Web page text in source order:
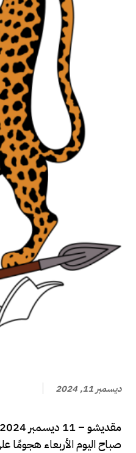
ديسمبر 11, 2024
صباح اليوم الأربعاء هجومًا